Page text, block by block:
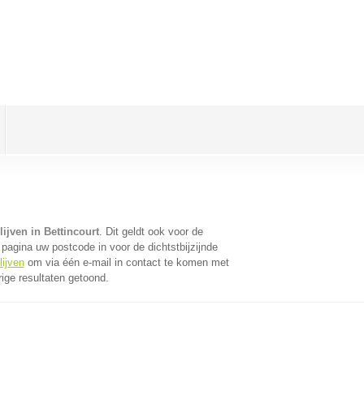
in Bettincourt. Dit geldt ook voor de
uw postcode in voor de dichtstbijzijnde
om via één e-mail in contact te komen met
resultaten getoond.